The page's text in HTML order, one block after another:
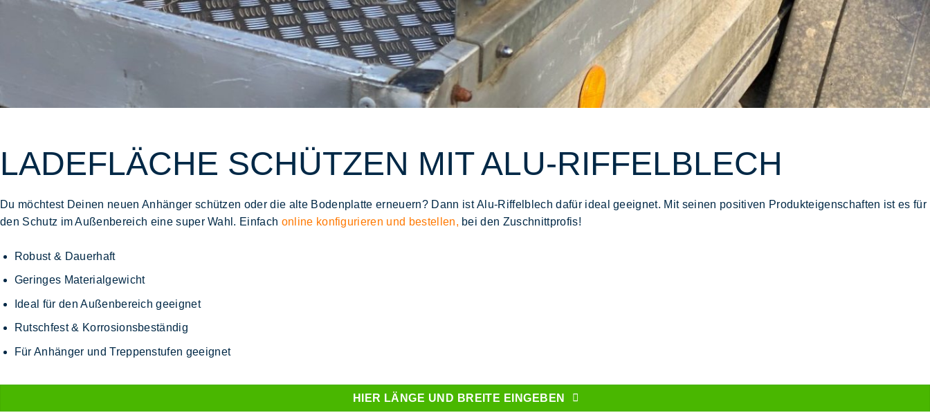
LADEFLÄCHE SCHÜTZEN MIT ALU-RIFFELBLECH
Du möchtest Deinen neuen Anhänger schützen oder die alte Bodenplatte erneuern? Dann istAlu-Riffelblech dafür ideal geeignet. Mit seinen positiven Produkteigenschaften ist es für
den Schutz im Außenbereich eine super Wahl. Einfach online konfigurieren und bestellen, bei den Zuschnittprofis!
Robust & Dauerhaft
Geringes Materialgewicht
Ideal für den Außenbereich geeignet
Rutschfest & Korrosionsbeständig
Für Anhänger und Treppenstufen geeignet
HIER LÄNGE UND BREITE EINGEBEN